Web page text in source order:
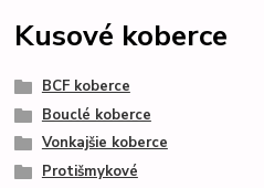
Kusové koberce
BCF koberce
Bouclé koberce
Vonkajšie koberce
Protišmykové